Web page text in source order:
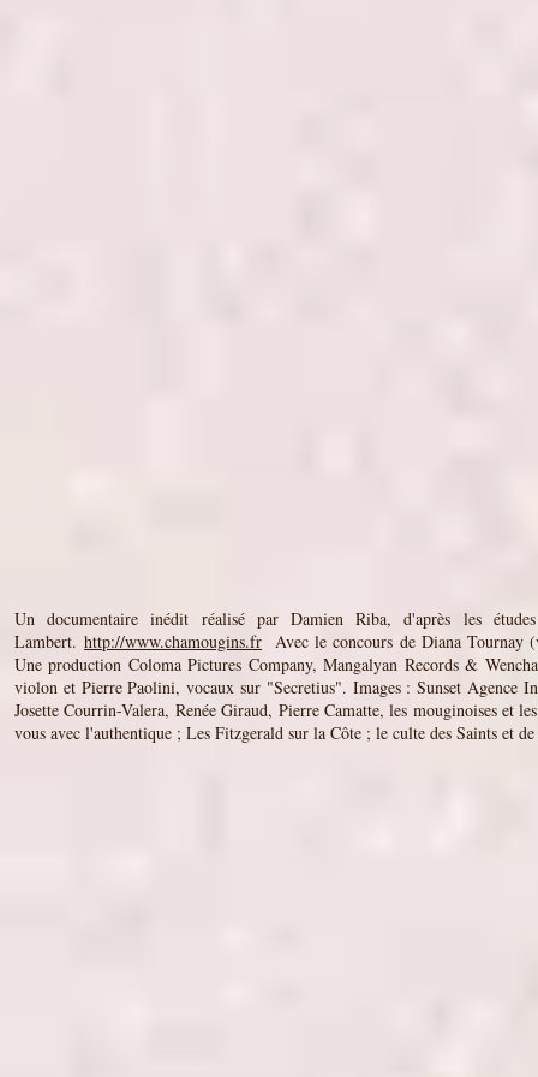
Un documentaire inédit réalisé par Damien Riba, d'après les
Lambert.http://www.chamougins.fr​
Avec le concours de Diana
Une production Coloma Pictures Company, Mangalyan Records &
violon et Pierre Paolini, vocaux sur "Secretius". Images : Sunset Agence
Josette Courrin-Valera, Renée Giraud, Pierre Camatte, les mouginoises et
vous avec l'authentique ; Les Fitzgerald sur la Côte ; le culte des Saints et